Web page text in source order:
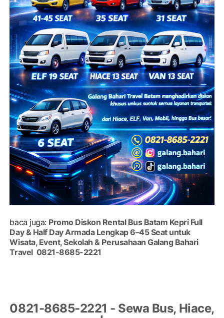
baca juga: Promo Diskon Rental Bus Batam Kepri Full
Day & Half Day Armada Lengkap 6–45 Seat untuk
Wisata, Event, Sekolah & Perusahaan Galang Bahari
Travel 0821-8685-2221
0821-8685-2221 - Sewa Bus, Hiace,